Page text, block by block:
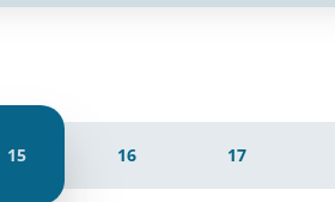
15 16 17